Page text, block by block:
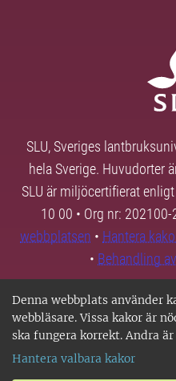
Denna webbplats använder
webbläsare. Vissa kakor är
ska fungera korrekt. Andra är
Hantera valbara kakor
SLU, Sveriges
hela Sverige. Huvudorter
SLU är miljöcertifierat
10 00 • Org nr: 202100-
webbplatsen • Hantera
• Behandling